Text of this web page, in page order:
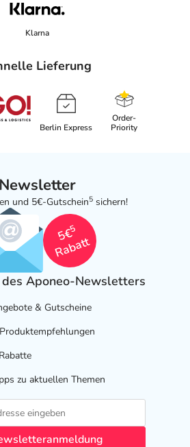
Klarna
Lieferung
Berlin Express
Order-
Priority
Newsletter
und 5€-Gutschein5 sichern!
5€
5
Rabatt
Aponeo-Newsletters
& Gutscheine
zu aktuellen Themen